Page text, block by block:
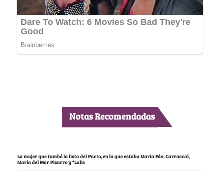
Notas Recomendadas
La mujer que tumbó la lista del Pacto, en la que estaba María Fda. Carrascal,
María del Mar Pizarro y “Lalis